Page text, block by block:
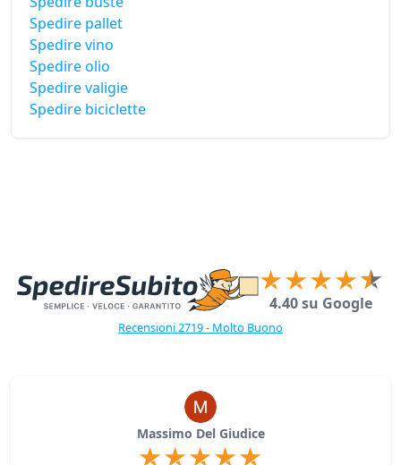
Spedire pallet
Spedire vino
Spedire olio
Spedire valigie
Spedire biciclette
4.40 su Google
Recensioni 2719 - Molto Buono
Massimo Del Giudice